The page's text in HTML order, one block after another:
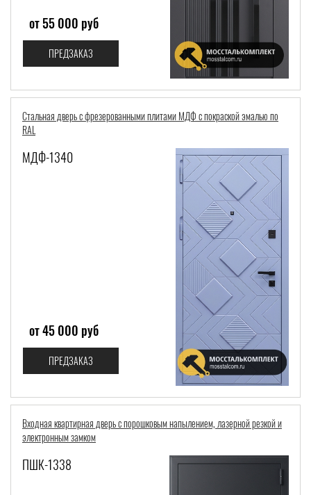
от 55 000 руб
ПРЕДЗАКАЗ
Стальная дверь с фрезерованными плитами МДФ с покраской эмалью по
RAL
МДФ-1340
от 45 000 руб
ПРЕДЗАКАЗ
Входная квартирная дверь с порошковым напылением, лазерной резкой и
электронным замком
ПШК-1338